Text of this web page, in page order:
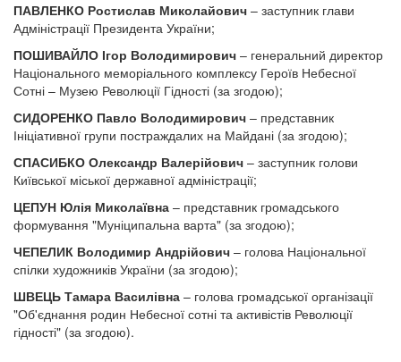
ПАВЛЕНКО Ростислав Миколайович – заступник глави
Адміністрації Президента України;
ПОШИВАЙЛО Ігор Володимирович – генеральний директор
Національного меморіального комплексу Героїв Небесної
Сотні – Музею Революції Гідності (за згодою);
СИДОРЕНКО Павло Володимирович – представник
Ініціативної групи постраждалих на Майдані (за згодою);
СПАСИБКО Олександр Валерійович – заступник голови
Київської міської державної адміністрації;
ЦЕПУН Юлія Миколаївна – представник громадського
формування "Муніципальна варта" (за згодою);
ЧЕПЕЛИК Володимир Андрійович – голова Національної
спілки художників України (за згодою);
ШВЕЦЬ Тамара Василівна – голова громадської організації
"Об'єднання родин Небесної сотні та активістів Революції
гідності" (за згодою).